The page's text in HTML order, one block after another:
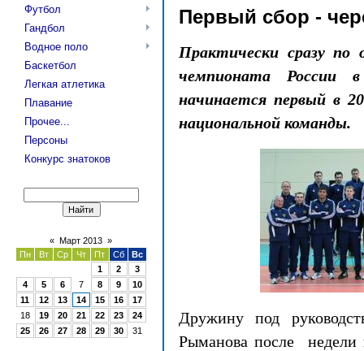
Футбол
Гандбол
Водное поло
Баскетбол
Легкая атлетика
Плавание
Прочее...
Персоны
Конкурс знатоков
« Март 2013 »
Пн
Вт Ср Чт Пт Сб
Вс
1
2
3
4
5 6 7 8 9
10
11
12 13 14 15 16
17
18
19 20 21 22 23
24
25
26 27 28 29 30 31
Первый сбор -
Практически сразу по
чемпионата России
начинается первый в
национальной команды.
Дружину под
Рыманова после недели